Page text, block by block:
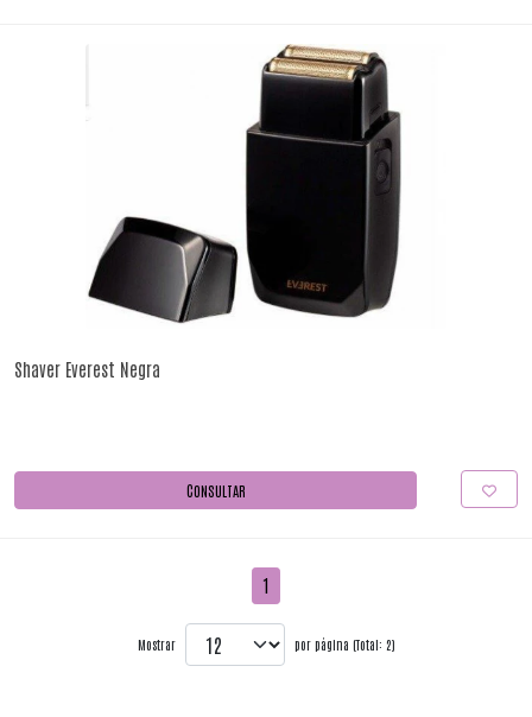
Shaver Everest Negra
CONSULTAR
1
Mostrar por página (Total: 2)